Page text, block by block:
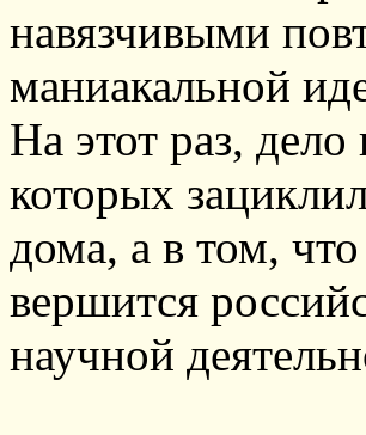
навязчивыми
маниакальной
На этот раз,
которых
дома, а в том,
вершится
научной